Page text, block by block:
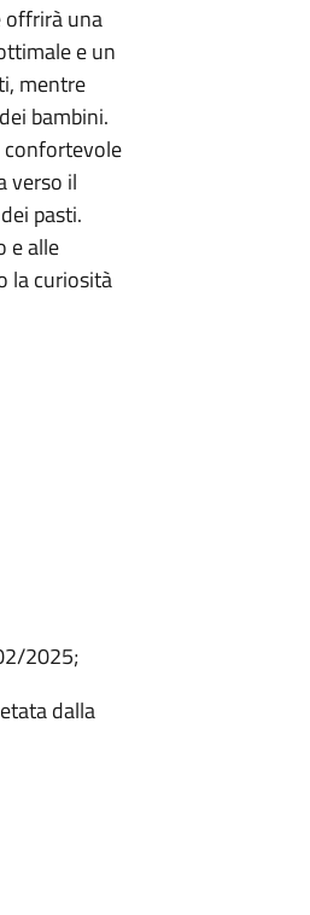
offrirà una
e un
mentre
bambini.
verso il
pasti.
e alle
la curiosità
2025;
dalla